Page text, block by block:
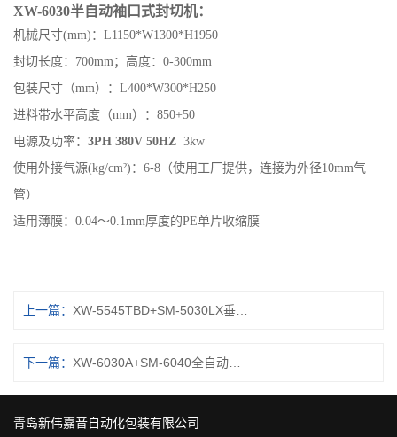
XW-6030半自动袖口式封切机：
机械尺寸(mm)：L1150*W1300*H1950
封切长度： 700mm；高度：0-300mm
包装尺寸（mm）：L400*W300*H250
进料带水平高度（mm）：850+50
电源及功率： 3PH 380V 50HZ 3kw
使用外接气源(kg/cm²)：6-8（使用工厂提供，连接为外径10mm气
管）
适用薄膜： 0.04～0.1mm厚度的PE单片收缩膜
上一篇：
下一篇：
青岛新伟嘉音自动化包装有限公司